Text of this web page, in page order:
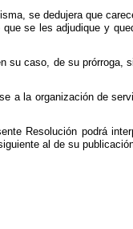
se dedujera que
se les adjudique y
su caso, de su prórroga,
a la organización de
Resolución podrá
al de su